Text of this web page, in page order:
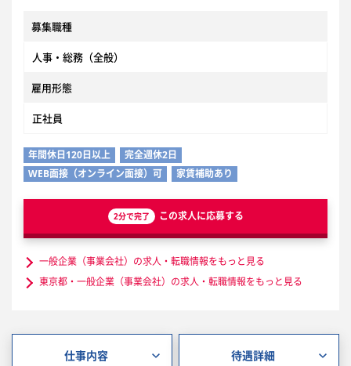
募集職種
人事・総務（全般）
雇用形態
正社員
年間休日120日以上
完全週休2日
WEB面接（オンライン面接）可
家賃補助あり
2分で完了 この求人に応募する
一般企業（事業会社）の求人・転職情報をもっと見る
東京都・一般企業（事業会社）の求人・転職情報をもっと見る
仕事内容 待遇詳細